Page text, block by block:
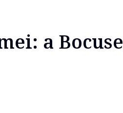
a Bocuse